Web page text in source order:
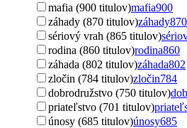
mafia (900 titulov)mafia900
záhady (870 titulov)záhady870
sériový vrah (865 titulov)
rodina (860 titulov)rodina860
záhada (802 titulov)záhada802
zločin (784 titulov)zločin784
dobrodružstvo (750 titulov)
priateľstvo (701 titulov)
únosy (685 titulov)únosy685